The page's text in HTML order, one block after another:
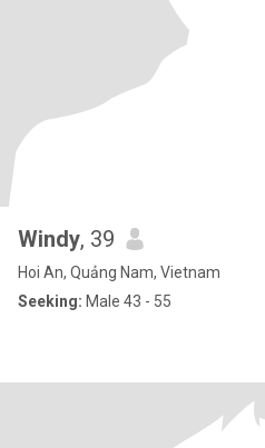
Windy, 39
Hoi An, Quảng Nam, Vietnam
Seeking: Male 43 - 55